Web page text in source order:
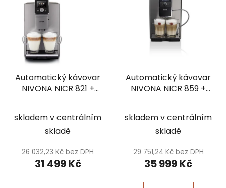
Automatický kávovar
NIVONA NICR 821 +
skladem v centrálním
skladě
26 032,23 Kč bez DPH
31 499 Kč
Automatický kávovar
NIVONA NICR 859 +
skladem v centrálním
skladě
29 751,24 Kč bez DPH
35 999 Kč